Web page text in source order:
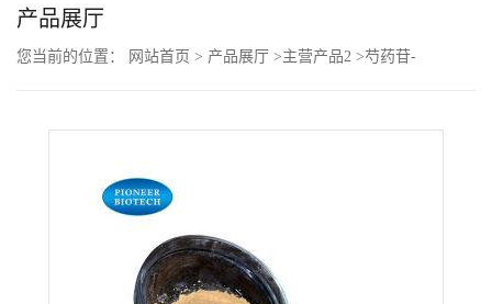
页
公
产品展厅
您当前的位置： 网站首页 > 产品展厅 >主营产品2 >芍药苷-